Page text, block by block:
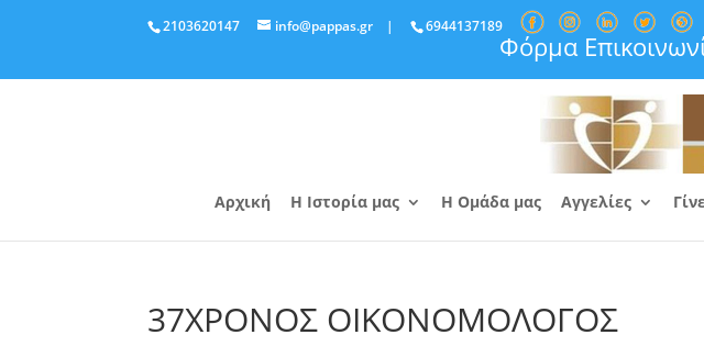
2103620147 info@pappas.gr | 6944137189
Φόρμα
Αρχική Η Ιστορία μας Η Ομάδα μας Αγγελίες
37ΧΡΟΝΟΣ ΟΙΚΟΝΟΜΟΛΟΓΟΣ